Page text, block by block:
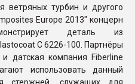
ветряных турбин и другого
Europe 2013" концерн
деталь из
C 6226-100. Партнёры
датская компания Fiberline
использовать данный
стержней, служащих для